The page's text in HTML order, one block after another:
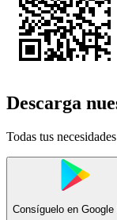
Descarga
Todas tus
Consíguelo en Google